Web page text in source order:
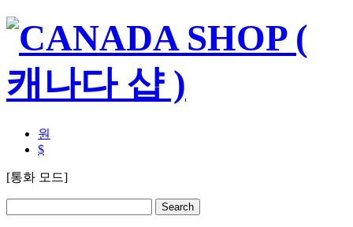
원
$
[통화 모드]